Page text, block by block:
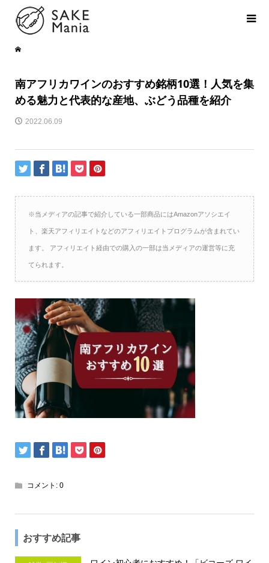
南アフリカワインのおすすめ銘柄10選！人気を集
める魅力と代表的な産地、ぶどう品種を紹介
2022.06.09
※当メディアの記事で紹介している一部商品にはAmazonアソシエイ
ト、楽天アフィリエイトなどのアフィリエイトプログラムが含まれてい
ます。 アフィリエイト経由での購入の一部は当メディアの運営等に充
てられます。
コメント: 0
おすすめ記事